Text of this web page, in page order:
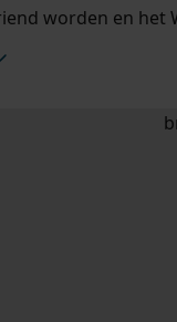
worden en het